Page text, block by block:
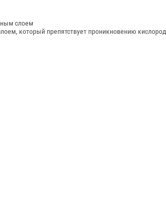
слоем
который препятствует проникновению